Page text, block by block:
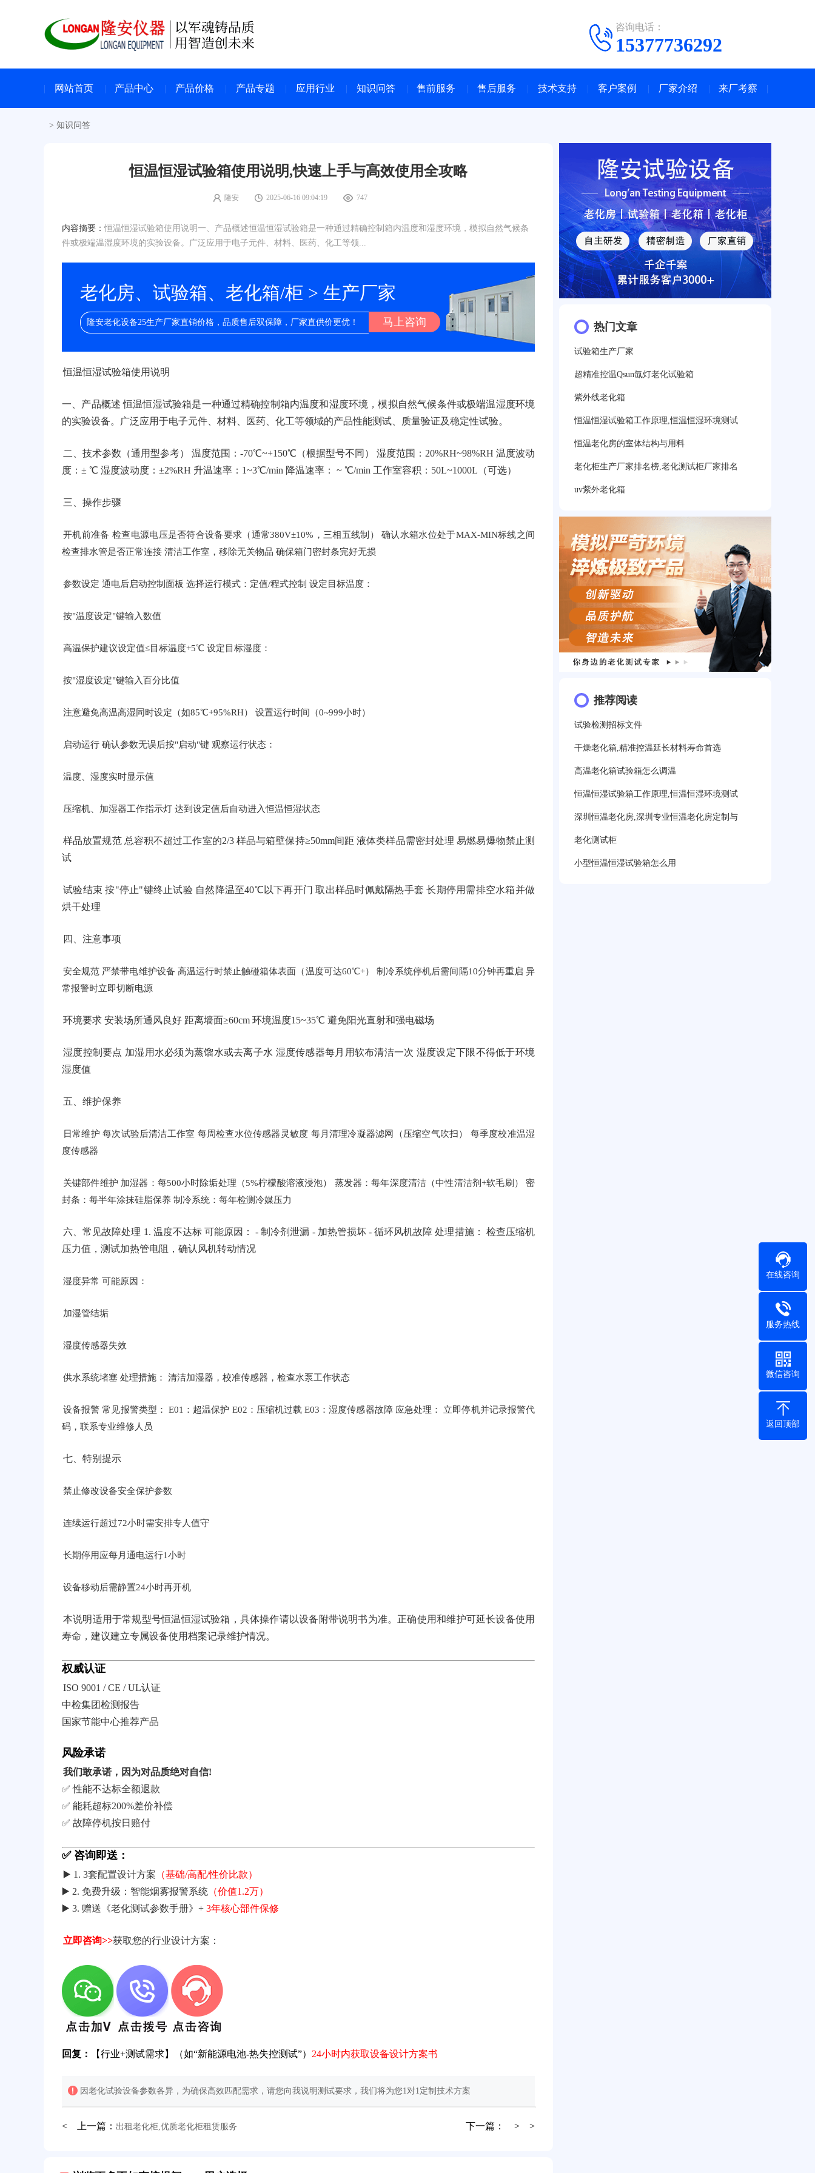
咨询电话：
15377736292
网站首页 产品中心 产品价格 产品专题 应用行业 知识问答 售前服务 售后服务 技术支持 客户案例 厂家介绍 来厂考察
> 知识问答
恒温恒湿试验箱使用说明,快速上手与高效使用全攻略
隆安 2025-06-16 09:04:19 747
内容摘要：恒温恒湿试验箱使用说明一、产品概述恒温恒湿试验箱是一种通过精确控制箱内温度和湿度环境，模拟自然气候条
件或极端温湿度环境的实验设备。广泛应用于电子元件、材料、医药、化工等领...
老化房、试验箱、老化箱/柜 > 生产厂家
隆安老化设备25生产厂家直销价格，品质售后双保障，厂家直供价更优！ 马上咨询
恒温恒湿试验箱使用说明
一、产品概述 恒温恒湿试验箱是一种通过精确控制箱内温度和湿度环境，模拟自然气候条件或极端温湿度环境
的实验设备。广泛应用于电子元件、材料、医药、化工等领域的产品性能测试、质量验证及稳定性试验。
二、技术参数（通用型参考） 温度范围：-70℃~+150℃（根据型号不同） 湿度范围：20%RH~98%RH 温度波动
度：± ℃ 湿度波动度：±2%RH 升温速率：1~3℃/min 降温速率： ~ ℃/min 工作室容积：50L~1000L（可选）
三、操作步骤
开机前准备 检查电源电压是否符合设备要求（通常380V±10%，三相五线制） 确认水箱水位处于MAX-MIN标线之间
检查排水管是否正常连接 清洁工作室，移除无关物品 确保箱门密封条完好无损
参数设定 通电后启动控制面板 选择运行模式：定值/程式控制 设定目标温度：
按"温度设定"键输入数值
高温保护建议设定值≤目标温度+5℃ 设定目标湿度：
按"湿度设定"键输入百分比值
注意避免高温高湿同时设定（如85℃+95%RH） 设置运行时间（0~999小时）
启动运行 确认参数无误后按"启动"键 观察运行状态：
温度、湿度实时显示值
压缩机、加湿器工作指示灯 达到设定值后自动进入恒温恒湿状态
样品放置规范 总容积不超过工作室的2/3 样品与箱壁保持≥50mm间距 液体类样品需密封处理 易燃易爆物禁止测
试
试验结束 按"停止"键终止试验 自然降温至40℃以下再开门 取出样品时佩戴隔热手套 长期停用需排空水箱并做
烘干处理
四、注意事项
安全规范 严禁带电维护设备 高温运行时禁止触碰箱体表面（温度可达60℃+） 制冷系统停机后需间隔10分钟再重启 异
常报警时立即切断电源
环境要求 安装场所通风良好 距离墙面≥60cm 环境温度15~35℃ 避免阳光直射和强电磁场
湿度控制要点 加湿用水必须为蒸馏水或去离子水 湿度传感器每月用软布清洁一次 湿度设定下限不得低于环境
湿度值
五、维护保养
日常维护 每次试验后清洁工作室 每周检查水位传感器灵敏度 每月清理冷凝器滤网（压缩空气吹扫） 每季度校准温湿
度传感器
关键部件维护 加湿器：每500小时除垢处理（5%柠檬酸溶液浸泡） 蒸发器：每年深度清洁（中性清洁剂+软毛刷） 密
封条：每半年涂抹硅脂保养 制冷系统：每年检测冷媒压力
六、常见故障处理 1. 温度不达标 可能原因： - 制冷剂泄漏 - 加热管损坏 - 循环风机故障 处理措施： 检查压缩机
压力值，测试加热管电阻，确认风机转动情况
湿度异常 可能原因：
加湿管结垢
湿度传感器失效
供水系统堵塞 处理措施： 清洁加湿器，校准传感器，检查水泵工作状态
设备报警 常见报警类型： E01：超温保护 E02：压缩机过载 E03：湿度传感器故障 应急处理： 立即停机并记录报警代
码，联系专业维修人员
七、特别提示
禁止修改设备安全保护参数
连续运行超过72小时需安排专人值守
长期停用应每月通电运行1小时
设备移动后需静置24小时再开机
本说明适用于常规型号恒温恒湿试验箱，具体操作请以设备附带说明书为准。正确使用和维护可延长设备使用
寿命，建议建立专属设备使用档案记录维护情况。
权威认证
ISO 9001 / CE / UL认证
中检集团检测报告
国家节能中心推荐产品
风险承诺
我们敢承诺，因为对品质绝对自信!
✅ 性能不达标全额退款
✅ 能耗超标200%差价补偿
✅ 故障停机按日赔付
✅ 咨询即送：
▶️ 1. 3套配置设计方案 （基础/高配/性价比款）
▶️ 2. 免费升级：智能烟雾报警系统 （价值1.2万）
▶️ 3. 赠送《老化测试参数手册》+ 3年核心部件保修
立即咨询>>获取您的行业设计方案：
回复： 【行业+测试需求】（如“新能源电池-热失控测试”） 24小时内获取设备设计方案书
因老化试验设备参数各异，为确保高效匹配需求，请您向我说明测试要求，我们将为您1对1定制技术方案
< 上一篇： 出租老化柜,优质老化柜租赁服务 下一篇： > >
热门文章
试验箱生产厂家
超精准控温Qsun氙灯老化试验箱
紫外线老化箱
恒温恒湿试验箱工作原理,恒温恒湿环境测试
恒温老化房的室体结构与用料
老化柜生产厂家排名榜,老化测试柜厂家排名
uv紫外老化箱
推荐阅读
试验检测招标文件
干燥老化箱,精准控温延长材料寿命首选
高温老化箱试验箱怎么调温
恒温恒湿试验箱工作原理,恒温恒湿环境测试
深圳恒温老化房,深圳专业恒温老化房定制与
老化测试柜
小型恒温恒湿试验箱怎么用
在线咨询
服务热线
微信咨询
返回顶部